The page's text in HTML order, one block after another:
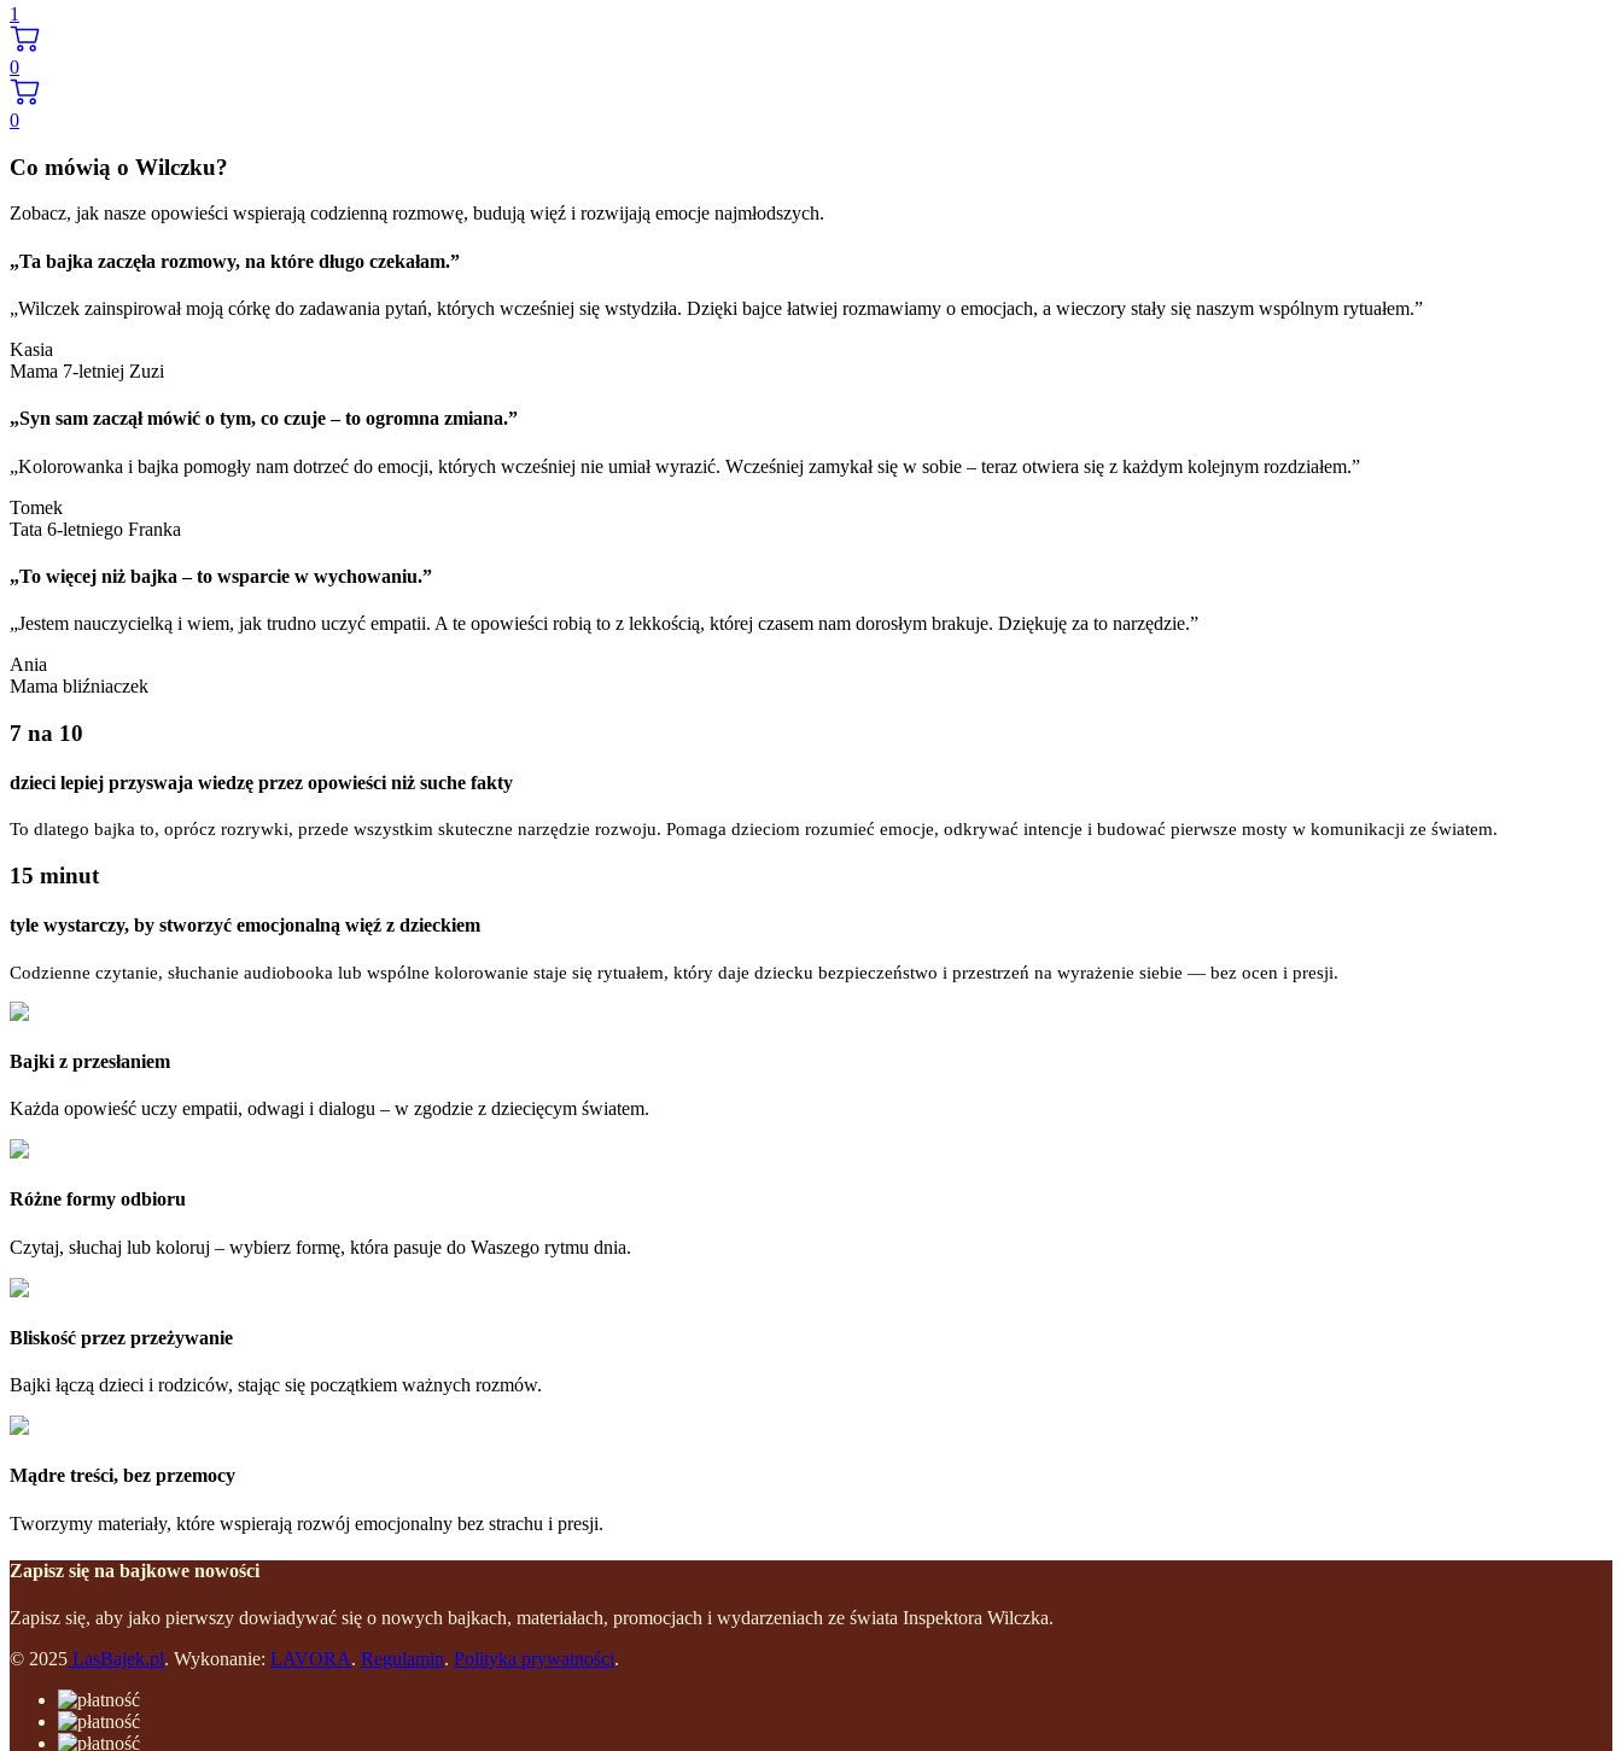
1
Co mówią o Wilczku?
Zobacz, jak nasze opowieści wspierają codzienną rozmowę, budują więź i rozwijają emocje najmłodszych.
„Ta bajka zaczęła rozmowy, na które długo czekałam.”
„Wilczek zainspirował moją córkę do zadawania pytań, których wcześniej się wstydziła. Dzięki bajce łatwiej rozmawiamy o emocjach, a wieczory stały się naszym wspólnym rytuałem.”
Kasia
Mama 7-letniej Zuzi
„Syn sam zaczął mówić o tym, co czuje – to ogromna zmiana.”
„Kolorowanka i bajka pomogły nam dotrzeć do emocji, których wcześniej nie umiał wyrazić. Wcześniej zamykał się w sobie – teraz otwiera się z każdym kolejnym rozdziałem.”
Tomek
Tata 6-letniego Franka
„To więcej niż bajka – to wsparcie w wychowaniu.”
„Jestem nauczycielką i wiem, jak trudno uczyć empatii. A te opowieści robią to z lekkością, której czasem nam dorosłym brakuje. Dziękuję za to narzędzie.”
Ania
Mama bliźniaczek
7 na 10
dzieci lepiej przyswaja wiedzę przez opowieści niż suche fakty
To dlatego bajka to, oprócz rozrywki, przede wszystkim skuteczne narzędzie rozwoju. Pomaga dzieciom rozumieć emocje, odkrywać intencje i budować pierwsze mosty w komunikacji ze światem.
15 minut
tyle wystarczy, by stworzyć emocjonalną więź z dzieckiem
Codzienne czytanie, słuchanie audiobooka lub wspólne kolorowanie staje się rytuałem, który daje dziecku bezpieczeństwo i przestrzeń na wyrażenie siebie — bez ocen i presji.
Bajki z przesłaniem
Każda opowieść uczy empatii, odwagi i dialogu – w zgodzie z dziecięcym światem.
Różne formy odbioru
Czytaj, słuchaj lub koloruj – wybierz formę, która pasuje do Waszego rytmu dnia.
Bliskość przez przeżywanie
Bajki łączą dzieci i rodziców, stając się początkiem ważnych rozmów.
Mądre treści, bez przemocy
Tworzymy materiały, które wspierają rozwój emocjonalny bez strachu i presji.
Zapisz się na bajkowe nowości
Zapisz się, aby jako pierwszy dowiadywać się o nowych bajkach, materiałach, promocjach i wydarzeniach ze świata Inspektora Wilczka.
© 2025 LasBajek.pl. Wykonanie: LAVORA. Regulamin. Polityka prywatności.